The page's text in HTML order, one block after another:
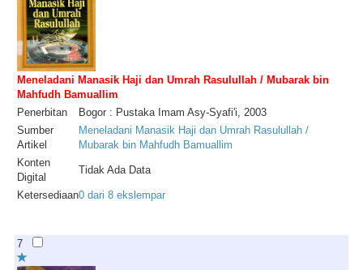
Meneladani Manasik Haji dan Umrah Rasulullah / Mubarak bin
Mahfudh Bamuallim
Penerbitan
Bogor : Pustaka Imam Asy-Syafi'i, 2003
Sumber
Artikel
Meneladani Manasik Haji dan Umrah Rasulullah /
Mubarak bin Mahfudh Bamuallim
Konten
Digital
Tidak Ada Data
Ketersediaan0 dari 8 ekslempar
7